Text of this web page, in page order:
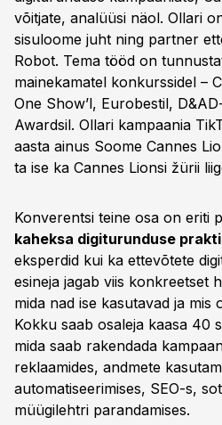
võitjate, analüüsi näol. Ollari
sisuloome juht ning partner
Robot. Tema tööd on
mainekamatel konkurssidel –
One Show’l, Eurobestil,
Awardsil. Ollari kampaania
aasta ainus Soome Cannes
ta ise ka Cannes Lionsi žürii
Konverentsi teine osa on eriti
kaheksa digiturunduse
eksperdid kui ka ettevõtete
esineja jagab viis konkreetset
mida nad ise kasutavad ja mis
Kokku saab osaleja kaasa 40
mida saab rakendada
reklaamides, andmete
automatiseerimises, SEO-s,
müügilehtri parandamises.